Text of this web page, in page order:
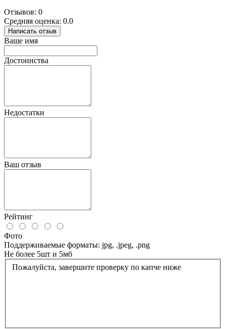
Отзывов: 0
Средняя оценка: 0.0
Написать отзыв
Ваше имя
Достоинства
Недостатки
Ваш отзыв
Рейтинг
Фото
Поддерживаемые форматы: jpg, .jpeg, .png
Не более 5шт и 5мб
Пожалуйста, завершите проверку по капче ниже